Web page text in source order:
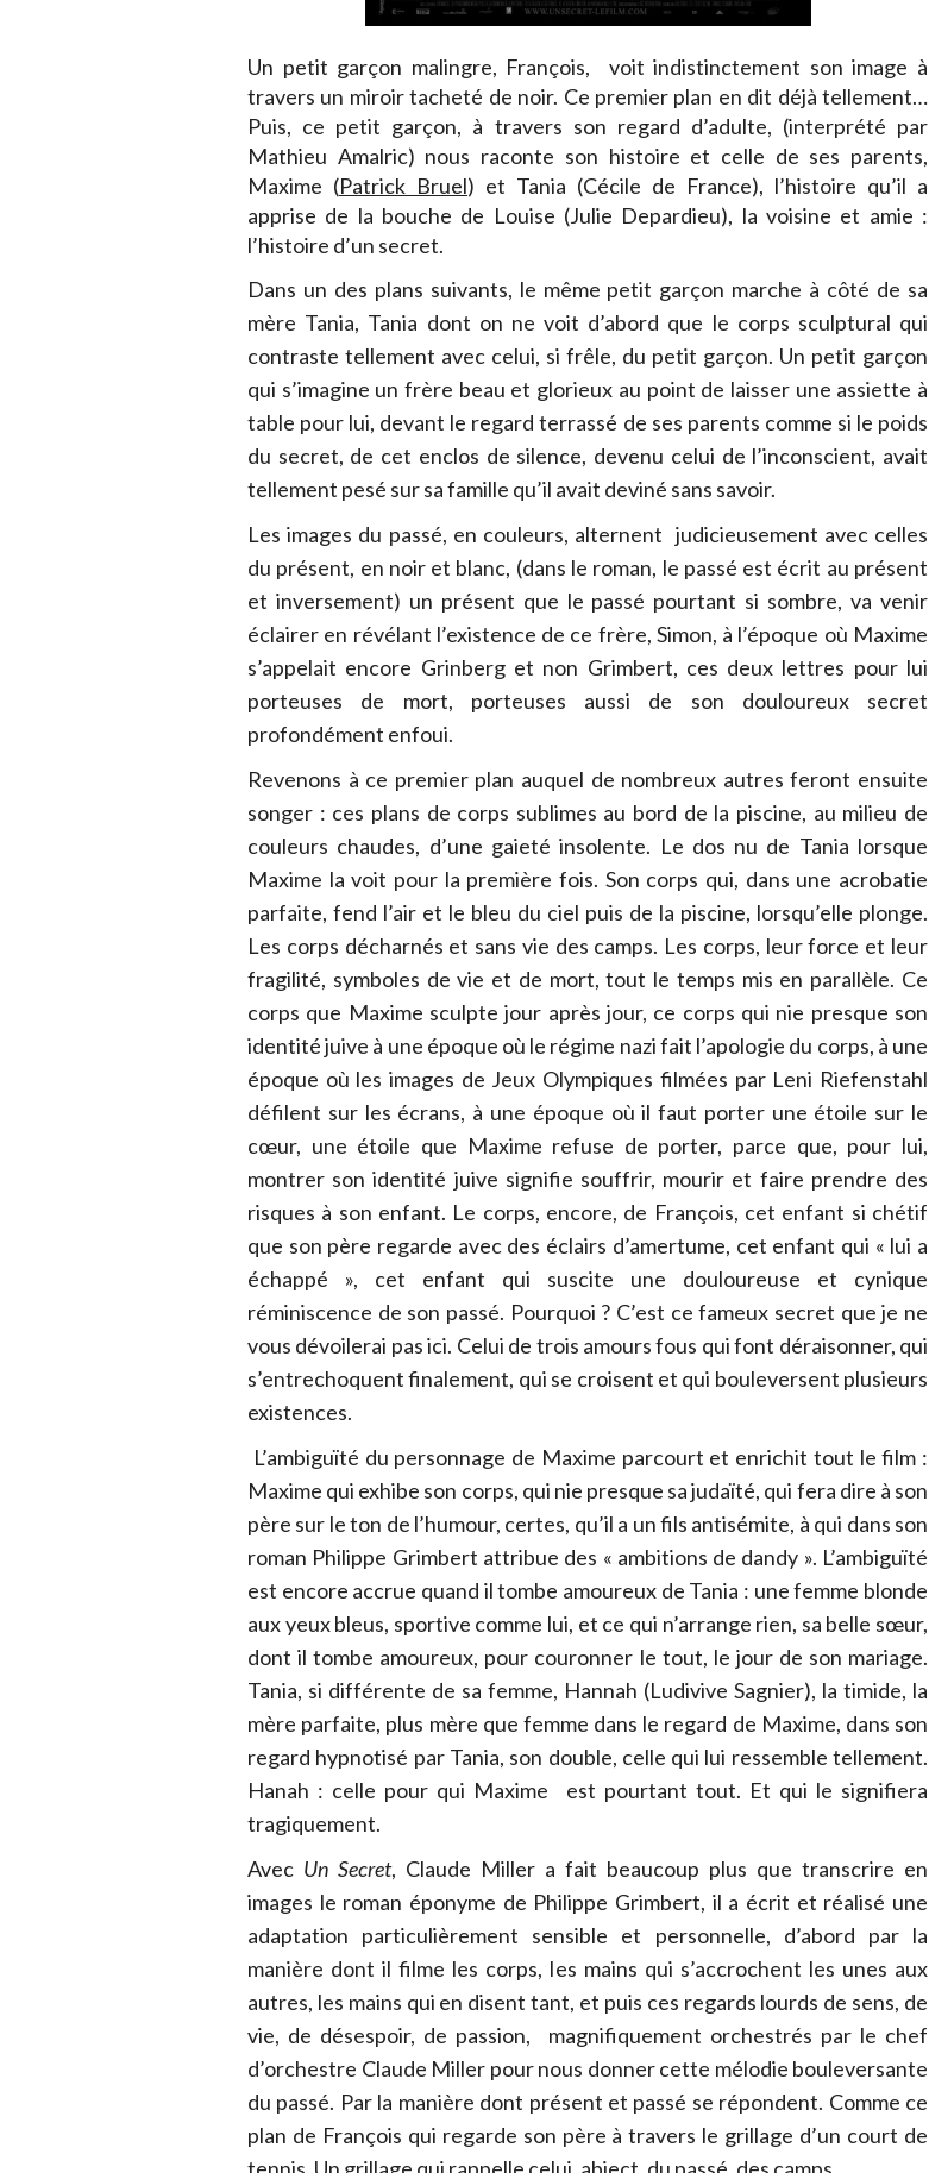
Un petit garçon malingre, François, voit indistinctement son image à
travers un miroir tacheté de noir. Ce premier plan en dit déjà tellement…
Puis, ce petit garçon, à travers son regard d’adulte, (interprété par
Mathieu Amalric) nous raconte son histoire et celle de ses parents,
Maxime (Patrick Bruel) et Tania (Cécile de France), l’histoire qu’il a
apprise de la bouche de Louise (Julie Depardieu), la voisine et amie :
l’histoire d’un secret.
Dans un des plans suivants, le même petit garçon marche à côté de sa
mère Tania, Tania dont on ne voit d’abord que le corps sculptural qui
contraste tellement avec celui, si frêle, du petit garçon. Un petit garçon
qui s’imagine un frère beau et glorieux au point de laisser une assiette à
table pour lui, devant le regard terrassé de ses parents comme si le poids
du secret, de cet enclos de silence, devenu celui de l’inconscient, avait
tellement pesé sur sa famille qu’il avait deviné sans savoir.
Les images du passé, en couleurs, alternent judicieusement avec celles
du présent, en noir et blanc, (dans le roman, le passé est écrit au présent
et inversement) un présent que le passé pourtant si sombre, va venir
éclairer en révélant l’existence de ce frère, Simon, à l’époque où Maxime
s’appelait encore Grinberg et non Grimbert, ces deux lettres pour lui
porteuses de mort, porteuses aussi de son douloureux secret
profondément enfoui.
Revenons à ce premier plan auquel de nombreux autres feront ensuite
songer : ces plans de corps sublimes au bord de la piscine, au milieu de
couleurs chaudes, d’une gaieté insolente. Le dos nu de Tania lorsque
Maxime la voit pour la première fois. Son corps qui, dans une acrobatie
parfaite, fend l’air et le bleu du ciel puis de la piscine, lorsqu’elle plonge.
Les corps décharnés et sans vie des camps. Les corps, leur force et leur
fragilité, symboles de vie et de mort, tout le temps mis en parallèle. Ce
corps que Maxime sculpte jour après jour, ce corps qui nie presque son
identité juive à une époque où le régime nazi fait l’apologie du corps, à une
époque où les images de Jeux Olympiques filmées par Leni Riefenstahl
défilent sur les écrans, à une époque où il faut porter une étoile sur le
cœur, une étoile que Maxime refuse de porter, parce que, pour lui,
montrer son identité juive signifie souffrir, mourir et faire prendre des
risques à son enfant. Le corps, encore, de François, cet enfant si chétif
que son père regarde avec des éclairs d’amertume, cet enfant qui « lui a
échappé », cet enfant qui suscite une douloureuse et cynique
réminiscence de son passé. Pourquoi ? C’est ce fameux secret que je ne
vous dévoilerai pas ici. Celui de trois amours fous qui font déraisonner, qui
s’entrechoquent finalement, qui se croisent et qui bouleversent plusieurs
existences.
L’ambiguïté du personnage de Maxime parcourt et enrichit tout le film :
Maxime qui exhibe son corps, qui nie presque sa judaïté, qui fera dire à son
père sur le ton de l’humour, certes, qu’il a un fils antisémite, à qui dans son
roman Philippe Grimbert attribue des « ambitions de dandy ». L’ambiguïté
est encore accrue quand il tombe amoureux de Tania : une femme blonde
aux yeux bleus, sportive comme lui, et ce qui n’arrange rien, sa belle sœur,
dont il tombe amoureux, pour couronner le tout, le jour de son mariage.
Tania, si différente de sa femme, Hannah (Ludivive Sagnier), la timide, la
mère parfaite, plus mère que femme dans le regard de Maxime, dans son
regard hypnotisé par Tania, son double, celle qui lui ressemble tellement.
Hanah : celle pour qui Maxime est pourtant tout. Et qui le signifiera
tragiquement.
Avec Un Secret, Claude Miller a fait beaucoup plus que transcrire en
images le roman éponyme de Philippe Grimbert, il a écrit et réalisé une
adaptation particulièrement sensible et personnelle, d’abord par la
manière dont il filme les corps, les mains qui s’accrochent les unes aux
autres, les mains qui en disent tant, et puis ces regards lourds de sens, de
vie, de désespoir, de passion, magnifiquement orchestrés par le chef
d’orchestre Claude Miller pour nous donner cette mélodie bouleversante
du passé. Par la manière dont présent et passé se répondent. Comme ce
plan de François qui regarde son père à travers le grillage d’un court de